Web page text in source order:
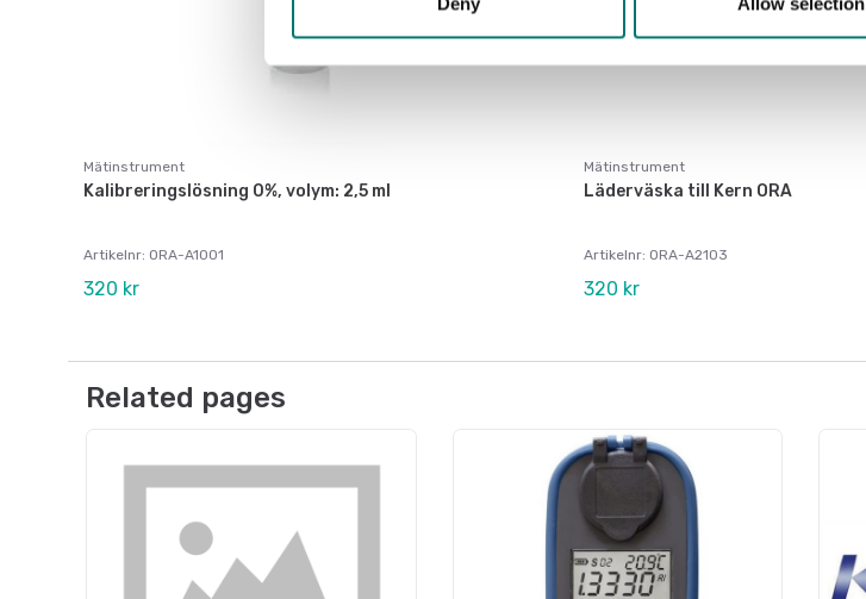
Mätinstrument
Kalibreringslösning 0%, volym: 2,5 ml
Artikelnr: ORA-A1001
320 kr
Mätinstrument
Läderväska till Kern ORA
Artikelnr: ORA-A2103
320 kr
Related pages